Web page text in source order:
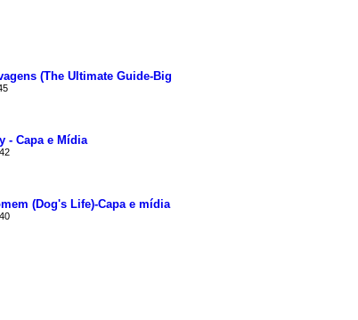
(The Ultimate Guide-Big
- Capa e Mídia
(Dog's Life)-Capa e mídia